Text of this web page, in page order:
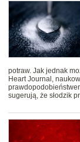
potraw. Jak jednak
Heart Journal,
sugerują, że słodzik